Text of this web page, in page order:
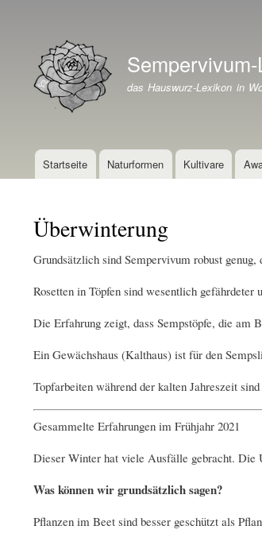
Branding der Website
das Hauswurz-Lexikon in
Hauptnavigation
Startseite Naturformen Kultivare
Überwinterung
Grundsätzlich sind Sempervivum robust
Rosetten in Töpfen sind wesentlich
Die Erfahrung zeigt, dass Sempstöpfe, die am
Ein Gewächshaus (Kalthaus) ist für den
Topfarbeiten während der kalten Jahreszeit
Gesammelte Erfahrungen im Frühjahr 2021
Dieser Winter hat viele Ausfälle gebracht. Die
Was können wir grundsätzlich sagen?
Pflanzen im Beet sind besser geschützt als